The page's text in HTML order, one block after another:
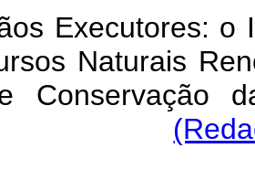
Executores: o
Naturais
Conservação